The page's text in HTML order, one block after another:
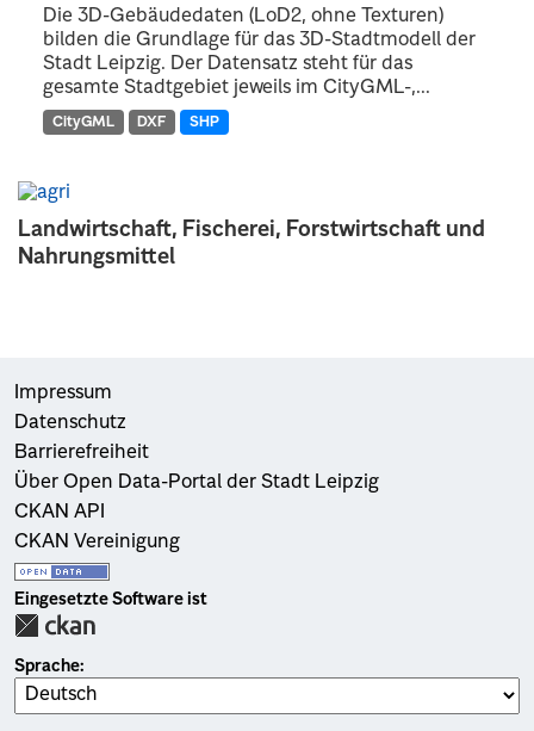
Landwirtschaft, Fischerei, Forstwirtschaft und
Nahrungsmittel
Die 3D-Gebäudedaten (LoD2, ohne Texturen)
bilden die Grundlage für das 3D-Stadtmodell der
Stadt Leipzig. Der Datensatz steht für das
gesamte Stadtgebiet jeweils im CityGML-,...
CityGML DXF SHP
Impressum
Datenschutz
Barrierefreiheit
Über Open Data-Portal der Stadt Leipzig
CKAN API
CKAN Vereinigung
Eingesetzte Software ist
Sprache